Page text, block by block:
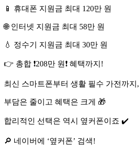
📱 휴대폰 지원금 최대 120만 원
🌐 인터넷 지원금 최대 58만 원
💧 정수기 지원금 최대 30만 원
👉 총합 ❗️208만 원❗️ 혜택까지! ⠀
최신 스마트폰부터 생활 필수 가전까지,
부담은 줄이고 혜택은 크게 🎁
합리적인 선택은 역시 옆커폰이죠 ✔️
🔎 네이버에 ‘옆커폰’ 검색!